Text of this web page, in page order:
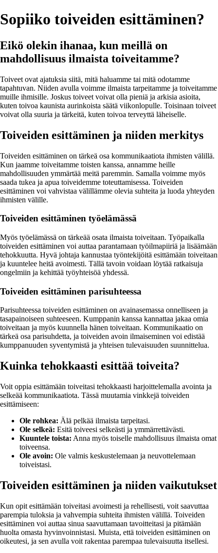
Sopiiko toiveiden esittäminen?
Eikö olekin ihanaa, kun meillä on
mahdollisuus ilmaista toiveitamme?
Toiveet ovat ajatuksia siitä, mitä haluamme tai mitä odotamme
tapahtuvan. Niiden avulla voimme ilmaista tarpeitamme ja toiveitamme
muille ihmisille. Joskus toiveet voivat olla pieniä ja arkisia asioita,
kuten toivoa kaunista aurinkoista säätä viikonlopulle. Toisinaan toiveet
voivat olla suuria ja tärkeitä, kuten toivoa terveyttä läheiselle.
Toiveiden esittäminen ja niiden merkitys
Toiveiden esittäminen on tärkeä osa kommunikaatiota ihmisten välillä.
Kun jaamme toiveitamme toisten kanssa, annamme heille
mahdollisuuden ymmärtää meitä paremmin. Samalla voimme myös
saada tukea ja apua toiveidemme toteuttamisessa. Toiveiden
esittäminen voi vahvistaa välillämme olevia suhteita ja luoda yhteyden
ihmisten välille.
Toiveiden esittäminen työelämässä
Myös työelämässä on tärkeää osata ilmaista toiveitaan. Työpaikalla
toiveiden esittäminen voi auttaa parantamaan työilmapiiriä ja lisäämään
tehokkuutta. Hyvä johtaja kannustaa työntekijöitä esittämään toiveitaan
ja kuuntelee heitä avoimesti. Tällä tavoin voidaan löytää ratkaisuja
ongelmiin ja kehittää työyhteisöä yhdessä.
Toiveiden esittäminen parisuhteessa
Parisuhteessa toiveiden esittäminen on avainasemassa onnelliseen ja
tasapainoiseen suhteeseen. Kumppanin kanssa kannattaa jakaa omia
toiveitaan ja myös kuunnella hänen toiveitaan. Kommunikaatio on
tärkeä osa parisuhdetta, ja toiveiden avoin ilmaiseminen voi edistää
kumppanuuden syventymistä ja yhteisen tulevaisuuden suunnittelua.
Kuinka tehokkaasti esittää toiveita?
Voit oppia esittämään toiveitasi tehokkaasti harjoittelemalla avointa ja
selkeää kommunikaatiota. Tässä muutamia vinkkejä toiveiden
esittämiseen:
Ole rohkea: Älä pelkää ilmaista tarpeitasi.
Ole selkeä: Esitä toiveesi selkeästi ja ymmärrettävästi.
Kuuntele toista: Anna myös toiselle mahdollisuus ilmaista omat
toiveensa.
Ole avoin: Ole valmis keskustelemaan ja neuvottelemaan
toiveistasi.
Toiveiden esittäminen ja niiden vaikutukset
Kun opit esittämään toiveitasi avoimesti ja rehellisesti, voit saavuttaa
parempia tuloksia ja vahvempia suhteita ihmisten välillä. Toiveiden
esittäminen voi auttaa sinua saavuttamaan tavoitteitasi ja pitämään
huolta omasta hyvinvoinnistasi. Muista, että toiveiden esittäminen on
oikeutesi, ja sen avulla voit rakentaa parempaa tulevaisuutta itsellesi.